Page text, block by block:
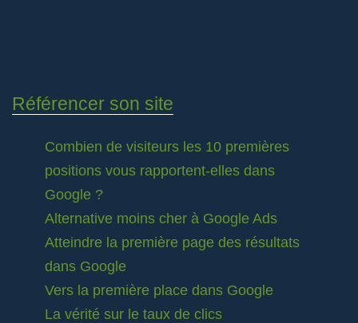
Référencer son site
Combien de visiteurs les 10 premières
positions vous rapportent-elles dans
Google ?
Alternative moins cher à Google Ads
Atteindre la première page des résultats
dans Google
Vers la première place dans Google
La vérité sur le taux de clics